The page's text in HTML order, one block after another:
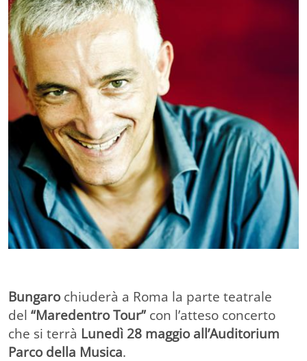
Bungaro chiuderà a Roma la parte teatrale
del “Maredentro Tour” con l’atteso concerto
che si terrà Lunedì 28 maggio all’Auditorium
Parco della Musica.